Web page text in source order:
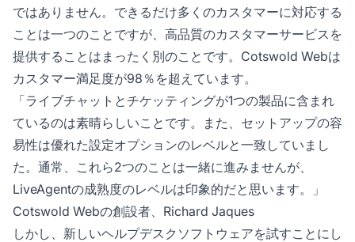
ではありません。できるだけ多くのカスタマーに対応する
ことは一つのことですが、高品質のカスタマーサービスを
提供することはまったく別のことです。Cotswold Webは
カスタマー満足度が98％を超えています。
「ライブチャットとチケッティングが1つの製品に含まれ
ているのは素晴らしいことです。また、セットアップの容
易性は優れた設定オプションのレベルと一致していまし
た。通常、これら2つのことは一緒に進みませんが、
LiveAgentの成熟度のレベルは印象的だと思います。」
Cotswold Webの創設者、Richard Jaques
しかし、新しいヘルプデスクソフトウェアを試すことにし